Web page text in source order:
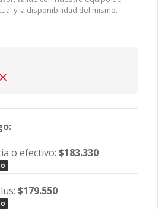
y la disponibilidad del mismo.
o efectivo:$183.330
$179.550